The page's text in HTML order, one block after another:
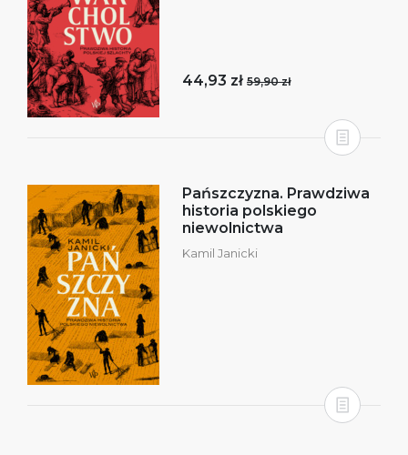
44,93 zł 59,90 zł
Pańszczyzna. Prawdziwa
historia polskiego
niewolnictwa
Kamil Janicki